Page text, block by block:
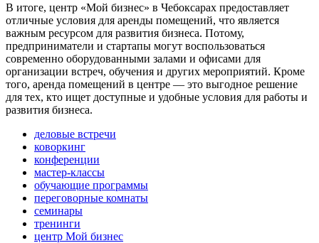
В итоге, центр «Мой бизнес» в Чебоксарах предоставляет
отличные условия для аренды помещений, что является
важным ресурсом для развития бизнеса. Потому,
предприниматели и стартапы могут воспользоваться
современно оборудованными залами и офисами для
организации встреч, обучения и других мероприятий. Кроме
того, аренда помещений в центре — это выгодное решение
для тех, кто ищет доступные и удобные условия для работы и
развития бизнеса.
деловые встречи
коворкинг
конференции
мастер-классы
обучающие программы
переговорные комнаты
семинары
тренинги
центр Мой бизнес